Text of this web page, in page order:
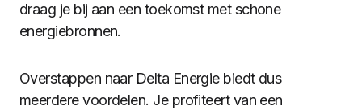
draag je bij aan een toekomst met schone
energiebronnen.
Overstappen naar Delta Energie biedt dus
meerdere voordelen. Je profiteert van een